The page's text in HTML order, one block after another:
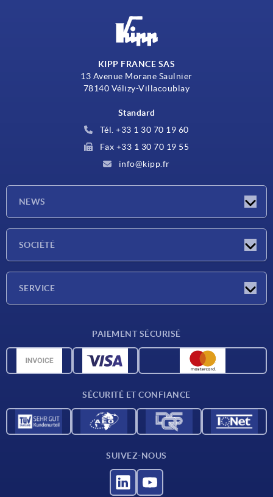
KIPP FRANCE SAS
13 Avenue Morane Saulnier
78140 Vélizy-Villacoublay
Standard
Tél. +33 1 30 70 19 60
Fax +33 1 30 70 19 55
info@kipp.fr
NEWS
SOCIÉTÉ
SERVICE
Données CAO
PAIEMENT SÉCURISÉ
SÉCURITÉ ET CONFIANCE
SUIVEZ-NOUS